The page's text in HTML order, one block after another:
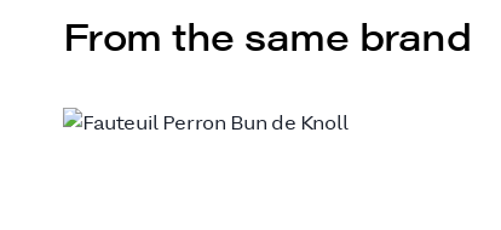
From the same brand